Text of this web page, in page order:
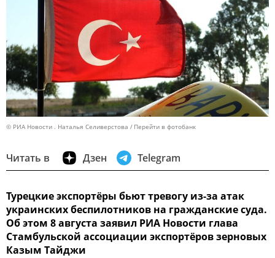
© РИА Новости . Наталья Селиверстова Перейти в фотобанк
Читать в Дзен Telegram
Турецкие экспортёры бьют тревогу из-за атак
украинских беспилотников на гражданские суда.
Об этом 8 августа заявил РИА Новости глава
Стамбульской ассоциации экспортёров зерновых
Казым Тайджи